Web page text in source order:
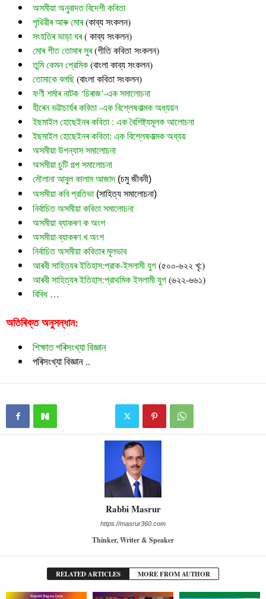
অসমীয়া অনুবাদত বিদেশী কবিতা
পৃথিৱীৰ আৰু মোৰ (কাব্য সংকলন)
সংহতিৰ ভাড়া ঘৰ ( কাব্য সংকলন)
মোৰ গীত তোমাৰ সুৰ (গীতি কবিতা সংকলন)
তুমি কেমন প্রেমিক (বাংলা কাব্য সংকলন)
তোমাকে বলছি (বাংলা কবিতা সংকলন)
ফণী শৰ্মাৰ নাটক ‘চিৰাজ’-এক সমালোচনা
হীৰেন ভট্টাচাৰ্যৰ কবিতা -এক বিশ্লেষণাত্মক অধ্যয়ন
ইছমাইল হোছেইনৰ কবিতা : এক বৈশিষ্ট্যমূলক আলোচনা
ইছমাইল হোছেইনৰ কবিতা: এক বিশ্লেষণাত্মক অধ্যয়
অসমীয়া উপন্যাস সমালোচনা
অসমীয়া চুটি গল্প সমালোচনা
মৌলানা আবুল কালাম আজাদ (চমু জীবনী)
অসমীয়া কবি প্রতিভা (সাহিত্য সমালোচনা)
নির্বাচিত অসমীয়া কবিতা সমালোচনা
অসমীয়া ব্যাকৰণ ক অংশ
অসমীয়া ব্যাকৰণ খ অংশ
নির্বাচিত অসমীয়া কবিতাৰ মূলভাব
আৰবী সাহিত্যৰ ইতিহাস:প্রাক-ইসলামী যুগ(৫০০-৬২২ খৃ:)
আৰবী সাহিত্যৰ ইতিহাস:প্রাথমিক ইসলামী যুগ(৬২২-৬৬১)
বিবিধ…
অতিৰিক্ত অনুসন্ধান:
শিক্ষাত পৰিসংখ্যা বিজ্ঞান
পৰিসংখ্যা বিজ্ঞান ..
Rabbi Masrur
https://masrur360.com
Thinker, Writer & Speaker
RELATED ARTICLES MORE FROM AUTHOR